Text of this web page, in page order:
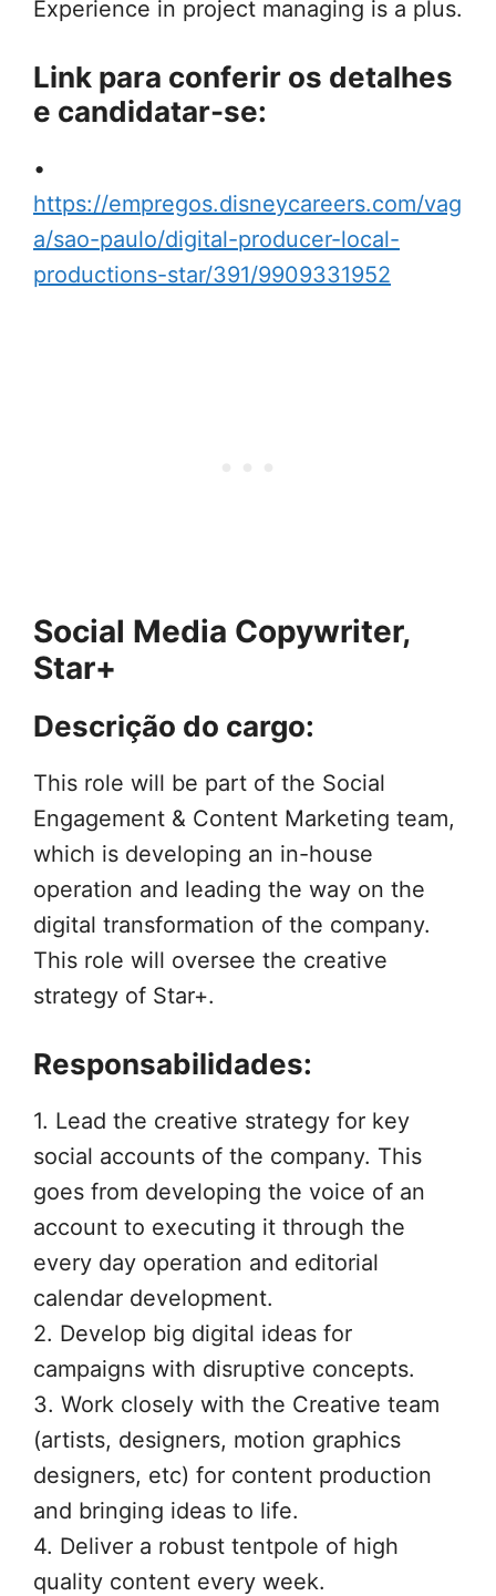
Experience in project managing is a plus.
Link para conferir os detalhes
e candidatar-se:
•
https://empregos.disneycareers.com/vag
a/sao-paulo/digital-producer-local-
productions-star/391/9909331952
Social Media Copywriter,
Star+
Descrição do cargo:
This role will be part of the Social
Engagement & Content Marketing team,
which is developing an in-house
operation and leading the way on the
digital transformation of the company.
This role will oversee the creative
strategy of Star+.
Responsabilidades:
1. Lead the creative strategy for key
social accounts of the company. This
goes from developing the voice of an
account to executing it through the
every day operation and editorial
calendar development.
2. Develop big digital ideas for
campaigns with disruptive concepts.
3. Work closely with the Creative team
(artists, designers, motion graphics
designers, etc) for content production
and bringing ideas to life.
4. Deliver a robust tentpole of high
quality content every week.